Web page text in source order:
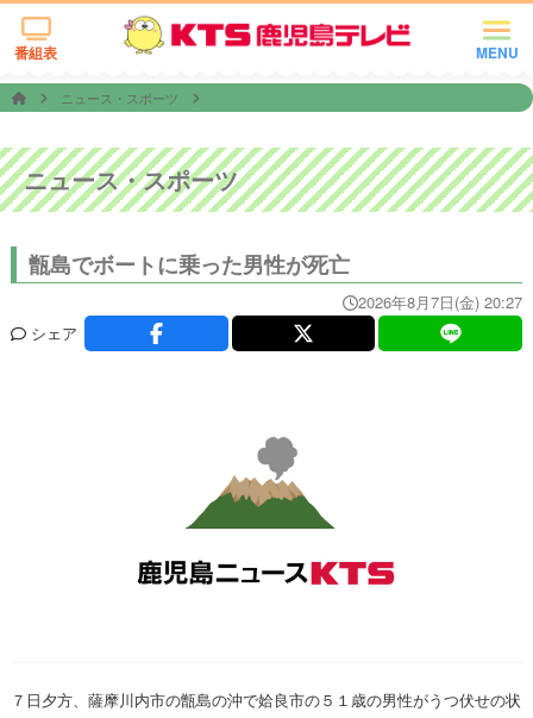
MENU
番組表
ニュース・スポーツ
ニュース・スポーツ
甑島でボートに乗った男性が死亡
2026年8月7日(金) 20:27
シェア
７日夕方、薩摩川内市の甑島の沖で姶良市の５１歳の男性がうつ伏せの状